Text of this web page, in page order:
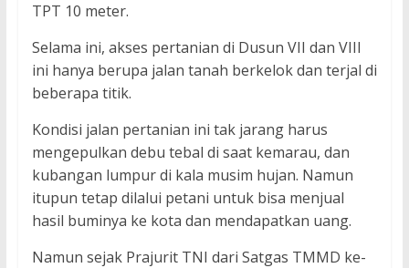
TPT 10 meter.
Selama ini, akses pertanian di Dusun VII dan VIII
ini hanya berupa jalan tanah berkelok dan terjal di
beberapa titik.
Kondisi jalan pertanian ini tak jarang harus
mengepulkan debu tebal di saat kemarau, dan
kubangan lumpur di kala musim hujan. Namun
itupun tetap dilalui petani untuk bisa menjual
hasil buminya ke kota dan mendapatkan uang.
Namun sejak Prajurit TNI dari Satgas TMMD ke-